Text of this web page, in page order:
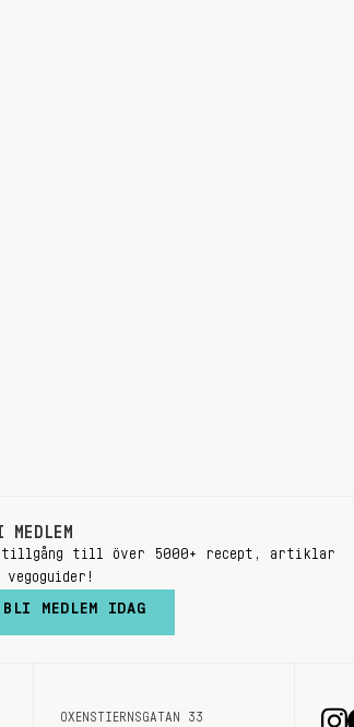
MEDLEM
tillgång till över 5000+ recept, artiklar
vegoguider!
BLI MEDLEM IDAG
OXENSTIERNSGATAN 33